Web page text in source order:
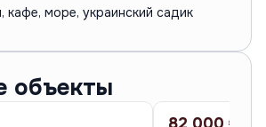
кафе, море, украинский садик
объекты
ПРОДАЖА